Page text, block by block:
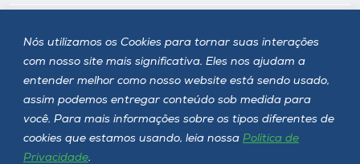
Nós utilizamos os Cookies para tornar suas interações
com nosso site mais significativa. Eles nos ajudam a
entender melhor como nosso website está sendo usado,
assim podemos entregar conteúdo sob medida para
você. Para mais informações sobre os tipos diferentes de
cookies que estamos usando, leia nossa Política de
Privacidade.
Siga a Unoesc